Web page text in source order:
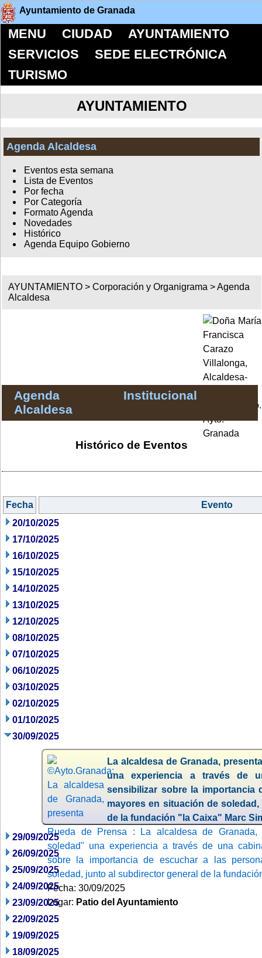
Ayuntamiento de Granada
MENU CIUDAD
AYUNTAMIENTO
SERVICIOS
SEDE ELECTRÓNICA
TURISMO
AYUNTAMIENTO
Agenda Alcaldesa
Eventos esta semana
Lista de Eventos
Por fecha
Por Categoría
Formato Agenda
Novedades
Histórico
Agenda Equipo Gobierno
AYUNTAMIENTO >Corporación y Organigrama >Agenda
Alcaldesa
Agenda Institucional
Alcaldesa
Histórico de Eventos
Fecha
Evento
20/10/2025
17/10/2025
16/10/2025
15/10/2025
14/10/2025
13/10/2025
12/10/2025
08/10/2025
07/10/2025
06/10/2025
03/10/2025
02/10/2025
01/10/2025
30/09/2025
La alcaldesa de Granada,
una experiencia a través de
sensibilizar sobre la importancia
mayores en situación de
de la fundación "la Caixa" Marc
Rueda de Prensa : La alcaldesa de
soledad" una experiencia a través de una
sobre la importancia de escuchar a las
soledad, junto al subdirector general de la
Fecha: 30/09/2025
Lugar: Patio del Ayuntamiento
29/09/2025
26/09/2025
25/09/2025
24/09/2025
23/09/2025
22/09/2025
19/09/2025
18/09/2025